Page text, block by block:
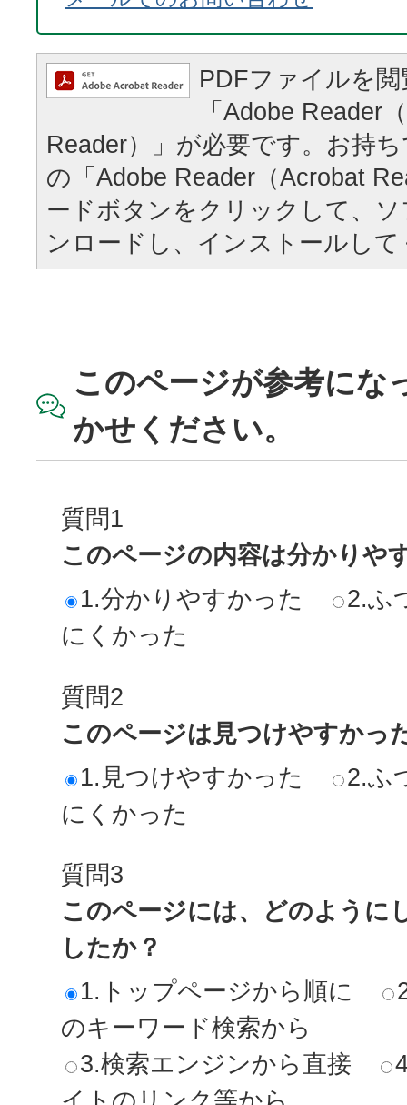
PDFファイルを
「Adobe Reader
Reader）」が必要です。お持
の「Adobe Reader（Acrobat
ードボタンをクリックして、
ンロードし、インストールし
このページが参考にな
かせください。
質問1
このページの内容は分かりや
1.分かりやすかった
2.ふ
にくかった
質問2
このページは見つけやすかっ
1.見つけやすかった
2.ふ
にくかった
質問3
このページには、どのように
したか？
1.トップページから順に
のキーワード検索から
3.検索エンジンから直接